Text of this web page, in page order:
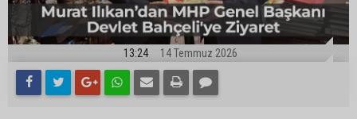
13:24 14 Temmuz 2026